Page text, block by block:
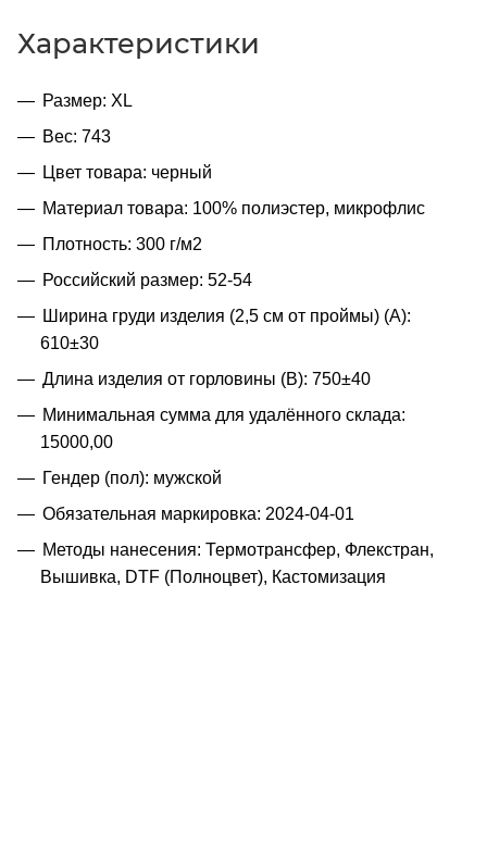
Характеристики
Размер: XL
Вес: 743
Цвет товара: черный
Материал товара: 100% полиэстер, микрофлис
Плотность: 300 г/м2
Российский размер: 52-54
Ширина груди изделия (2,5 см от проймы) (A):
610±30
Длина изделия от горловины (B): 750±40
Минимальная сумма для удалённого склада:
15000,00
Гендер (пол): мужской
Обязательная маркировка: 2024-04-01
Методы нанесения: Термотрансфер, Флекстран,
Вышивка, DTF (Полноцвет), Кастомизация